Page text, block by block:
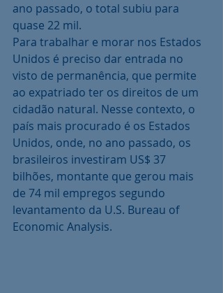
ano passado, o total subiu para
quase 22 mil.
Para trabalhar e morar nos Estados
Unidos é preciso dar entrada no
visto de permanência, que permite
ao expatriado ter os direitos de um
cidadão natural. Nesse contexto, o
país mais procurado é os Estados
Unidos, onde, no ano passado, os
brasileiros investiram US$ 37
bilhões, montante que gerou mais
de 74 mil empregos segundo
levantamento da U.S. Bureau of
Economic Analysis.